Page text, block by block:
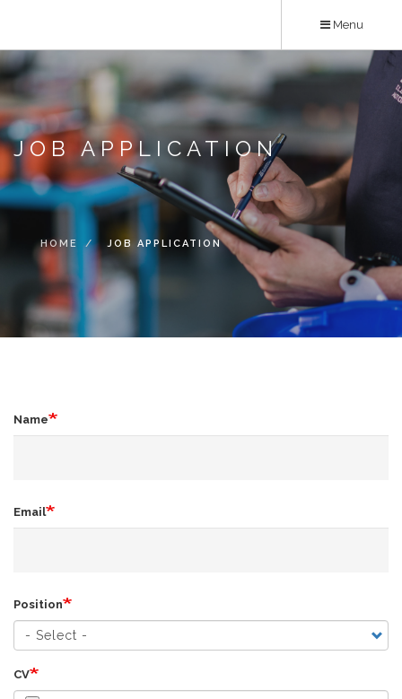
main
content
Menu
JOB APPLICATION
HOME JOB APPLICATION
Name
Email
Position
CV